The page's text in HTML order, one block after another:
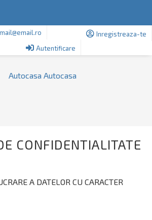
Inregistreaza-te
Autentificare
CONFIDENTIALITATE
A DATELOR CU CARACTER